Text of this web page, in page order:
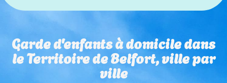
Garde d'enfants à domicile dans
le Territoire de Belfort, ville par
ville